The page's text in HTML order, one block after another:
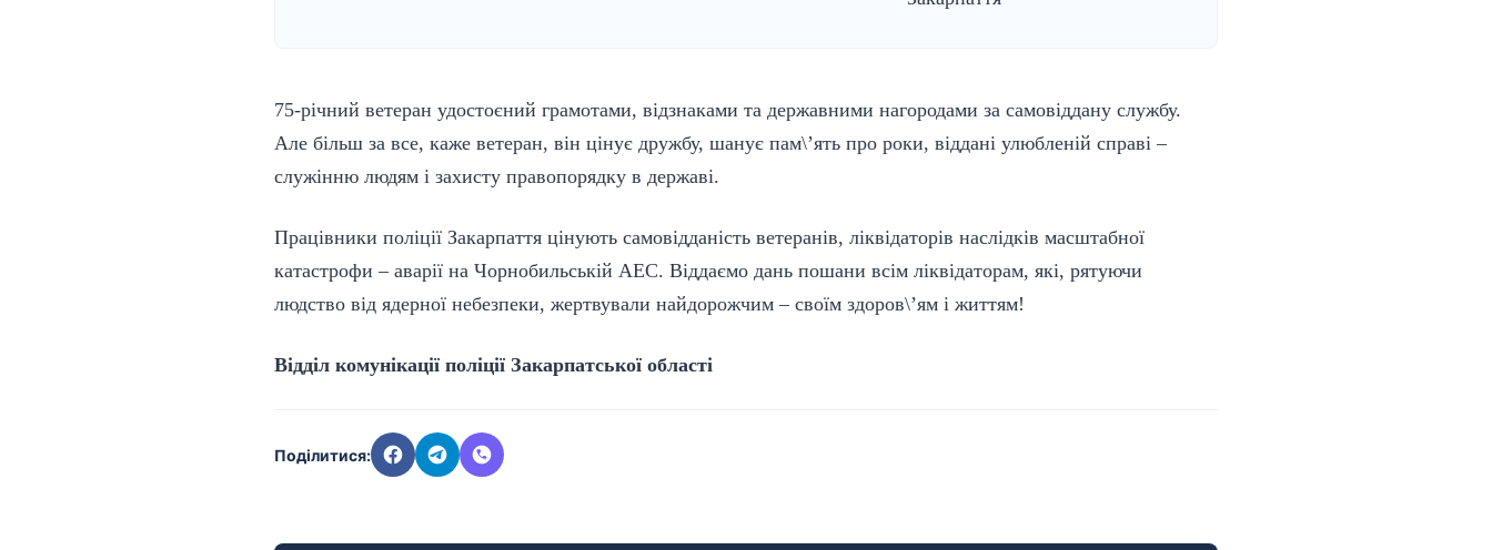
75-річний ветеран удостоєний грамотами, відзнаками та державними нагородами за самовіддану службу.
Але більш за все, каже ветеран, він цінує дружбу, шанує пам\’ять про роки, віддані улюбленій справі –
служінню людям і захисту правопорядку в державі.
Працівники поліції Закарпаття цінують самовідданість ветеранів, ліквідаторів наслідків масштабної
катастрофи – аварії на Чорнобильській АЕС. Віддаємо дань пошани всім ліквідаторам, які, рятуючи
людство від ядерної небезпеки, жертвували найдорожчим – своїм здоров\’ям і життям!
Відділ комунікації поліції Закарпатської області
Поділитися: